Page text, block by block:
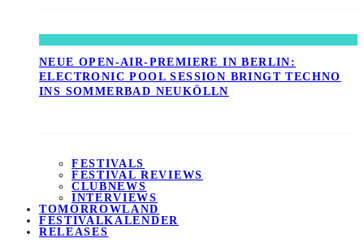
NEUE OPEN-AIR-PREMIERE IN BERLIN:
ELECTRONIC POOL SESSION BRINGT TECHNO
INS SOMMERBAD NEUKÖLLN
FESTIVALS
FESTIVAL REVIEWS
CLUBNEWS
INTERVIEWS
TOMORROWLAND
FESTIVALKALENDER
RELEASES